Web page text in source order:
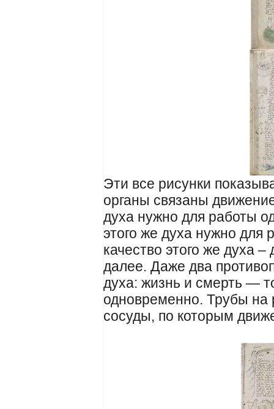
Эти все рисунки
органы связаны
духа нужно для работы
этого же духа нужно для
качество этого же духа –
далее. Даже два
духа: жизнь и смерть —
одновременно. Трубы на
сосуды, по которым